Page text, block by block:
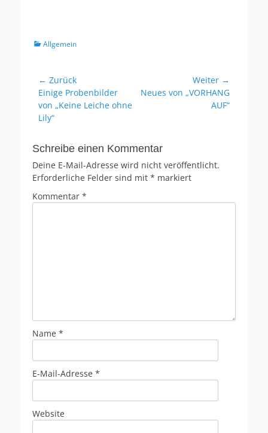
Kategorien
Allgemein
Beitragsnavigation
← Zurück
Vorheriger
Beitrag:
Einige Probenbilder
von „Keine Leiche ohne
Lily“
Weiter →
Nächster
Neues von „VORHANG
AUF“
Schreibe einen Kommentar
Deine E-Mail-Adresse wird nicht veröffentlicht.
Erforderliche Felder sind mit * markiert
Kommentar *
Name *
E-Mail-Adresse *
Website